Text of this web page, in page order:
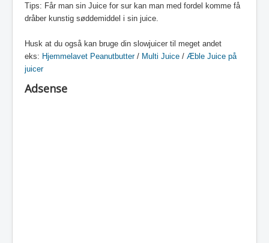
Tips: Får man sin Juice for sur kan man med fordel komme få
dråber kunstig søddemiddel i sin juice.
Husk at du også kan bruge din slowjuicer til meget andet
eks: Hjemmelavet Peanutbutter/ Multi Juice / Æble Juice på
juicer
Adsense